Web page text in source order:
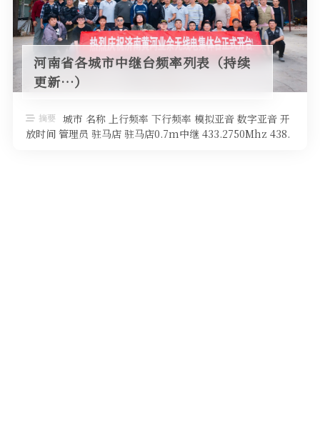
黄河新闻
行业新闻
图文教程
视频资料
HAM技巧
软件
车载类别
摩托车
编号申请
黄河直播
编号查询
河南省各城市中继台频率列表（持续
更新…）
摘要 城市 名称 上行频率 下行频率 模拟亚音 数字亚音 开
放时间 管理员 驻马店 驻马店0.7m中继 433.2750Mhz 438.